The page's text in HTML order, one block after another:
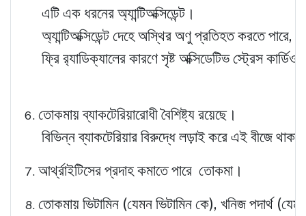
এটি এক ধরনের অ্যান্টিঅক্সিডেন্ট।
অ্যান্টিঅক্সিডেন্ট দেহে অস্থির অণু প্রতিহত করতে
ফ্রি র‌্যাডিক্যালের কারণে সৃষ্ট অক্সিডেটিভ স্ট্রেস
তোকমায় ব্যাকটেরিয়ারোধী বৈশিষ্ট্য রয়েছে।
বিভিন্ন ব্যাকটেরিয়ার বিরুদ্ধে লড়াই করে এই বীজে
আর্থ্রাইটিসের প্রদাহ কমাতে পারে তোকমা।
তোকমায় ভিটামিন (যেমন ভিটামিন কে), খনিজ পদার্থ